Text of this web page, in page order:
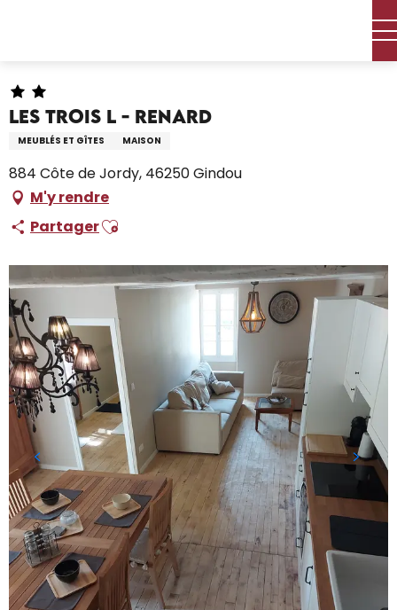
Les Trois L - Renard
MEUBLÉS ET GÎTES MAISON
884 Côte de Jordy, 46250 Gindou
M'y rendre
PartagerAjouter aux favoris